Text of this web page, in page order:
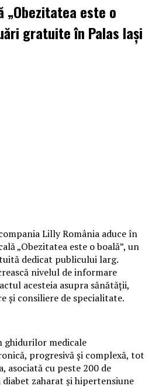
„Obezitatea este o
gratuite în Palas Iași
Lilly România aduce în
„Obezitatea este o boală”, un
dedicat publicului larg.
nivelul de informare
acesteia asupra sănătății,
și consiliere de specialitate.
ghidurilor medicale
progresivă și complexă, tot
asociată cu peste 200 de
zaharat și hipertensiune